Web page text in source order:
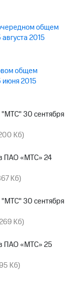
общем
2015
общем
2015
30 сентября
Кб)
ПАО «МТС» 24
Кб)
30 сентября
Кб)
ПАО «МТС» 25
Кб)